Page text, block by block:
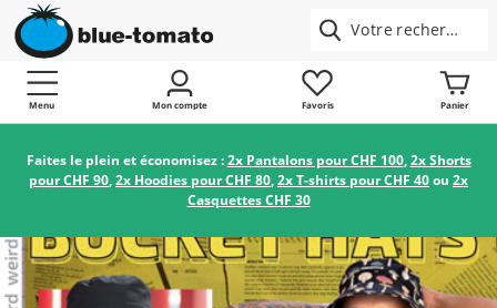
Menu Mon compte Favoris Panier
Faites le plein et économisez :2x Pantalons pour CHF 100,2x Shorts
pour CHF 90,2x Hoodies pour CHF 80,2x T-shirts pour CHF 40ou 2x
Casquettes CHF 30